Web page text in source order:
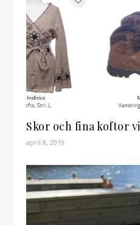
Skor och fina koftor
april 8, 2019